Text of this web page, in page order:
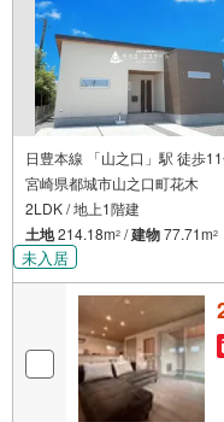
日豊本線 「山之口」駅 徒歩
宮崎県都城市山之口町花木
2LDK / 地上1階建
土地214.18m2 /建物77.71m2
未入居